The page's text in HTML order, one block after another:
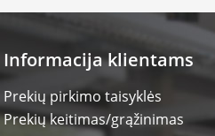
Informacija klientams
Prekių pirkimo taisyklės
Prekių keitimas/grąžinimas